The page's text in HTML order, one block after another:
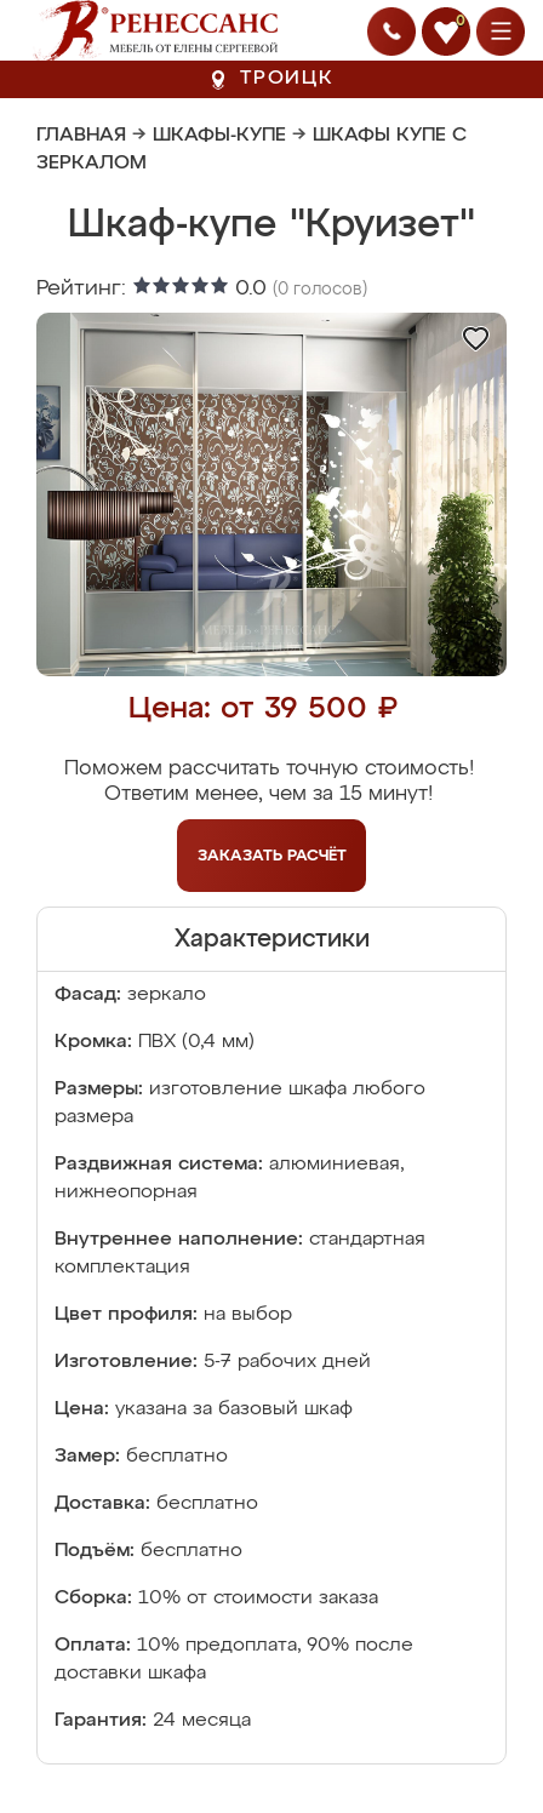
0
ТРОИЦК
ГЛАВНАЯ → ШКАФЫ-КУПЕ → ШКАФЫ КУПЕ С
ЗЕРКАЛОМ
Шкаф-купе "Круизет"
Рейтинг: 0.0 (0 голосов)
Цена: от 39 500 ₽
Поможем рассчитать точную стоимость!
Ответим менее, чем за 15 минут!
ЗАКАЗАТЬ РАСЧЁТ
Характеристики
Фасад: зеркало
Кромка: ПВХ (0,4 мм)
Размеры: изготовление шкафа любого
размера
Раздвижная система: алюминиевая,
нижнеопорная
Внутреннее наполнение: стандартная
комплектация
Цвет профиля: на выбор
Изготовление: 5-7 рабочих дней
Цена: указана за базовый шкаф
Замер: бесплатно
Доставка: бесплатно
Подъём: бесплатно
Сборка: 10% от стоимости заказа
Оплата: 10% предоплата, 90% после
доставки шкафа
Гарантия: 24 месяца